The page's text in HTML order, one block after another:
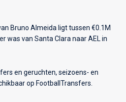
Bruno Almeida ligt tussen €0.1M
was van Santa Clara naar AEL in
en geruchten, seizoens- en
op FootballTransfers.